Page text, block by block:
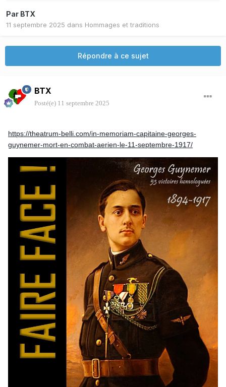
Par BTX
11 septembre 2025 dans Hommages et traditions
Répondre à ce sujet
BTX
Posté(e) 11 septembre 2025
https://theatrum-belli.com/in-memoriam-capitaine-georges-
guynemer-mort-en-combat-aerien-le-11-septembre-1917/